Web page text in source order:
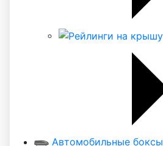
Автомобильные боксы